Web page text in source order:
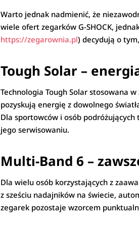
Warto jednak nadmienić, że
wiele ofert zegarków G-SHOCK,
https://zegarownia.pl) decydują o
Tough Solar –
Technologia Tough Solar stosowana
pozyskują energię z dowolnego
Dla sportowców i osób
jego serwisowaniu.
Multi-Band 6 –
Dla wielu osób korzystających z
z sześciu nadajników na świecie,
zegarek pozostaje wzorcem